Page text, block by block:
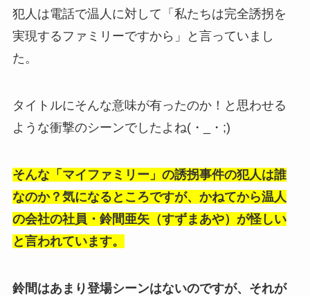
犯人は電話で温人に対して「私たちは完全誘拐を
実現するファミリーですから」と言っていまし
た。
タイトルにそんな意味が有ったのか！と思わせる
ような衝撃のシーンでしたよね(・_・;)
そんな「マイファミリー」の誘拐事件の犯人は誰
なのか？気になるところですが、かねてから温人
の会社の社員・鈴間亜矢（すずまあや）が怪しい
と言われています。
鈴間はあまり登場シーンはないのですが、それが